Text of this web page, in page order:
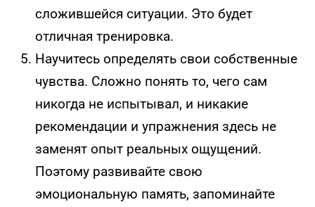
сложившейся ситуации. Это будет
отличная тренировка.
Научитесь определять свои собственные
чувства. Сложно понять то, чего сам
никогда не испытывал, и никакие
рекомендации и упражнения здесь не
заменят опыт реальных ощущений.
Поэтому развивайте свою
эмоциональную память, запоминайте